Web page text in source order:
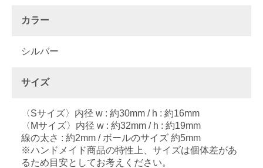
カラー
シルバー
サイズ
〈Sサイズ〉内径 w : 約30mm / h : 約16mm
〈Mサイズ〉内径 w : 約32mm / h : 約19mm
線の太さ : 約2mm / ボールのサイズ 約5mm
※ハンドメイド商品の特性上、サイズは個体差があ
るため目安としてお考えください。